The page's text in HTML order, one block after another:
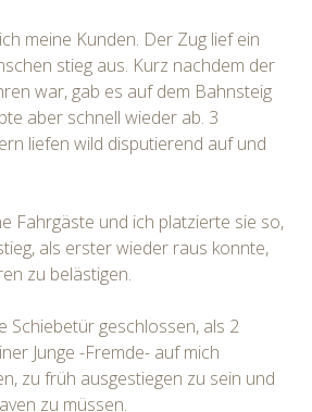
meine Kunden. Der Zug lief ein
stieg aus. Kurz nachdem der
war, gab es auf dem Bahnsteig
aber schnell wieder ab. 3
liefen wild disputierend auf und
Fahrgäste und ich platzierte sie so,
als erster wieder raus konnte,
zu belästigen.
Schiebetür geschlossen, als 2
Junge -Fremde- auf mich
zu früh ausgestiegen zu sein und
zu müssen.